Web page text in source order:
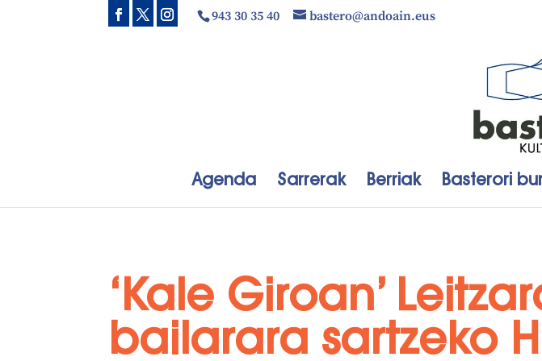
943 30 35 40 bastero@andoain.eus
Agenda Sarrerak Berriak Basterori
‘Kale Giroan’
bailarara sartzeko